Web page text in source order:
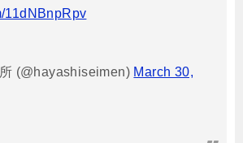
11dNBnpRpv
(@hayashiseimen) March 30,